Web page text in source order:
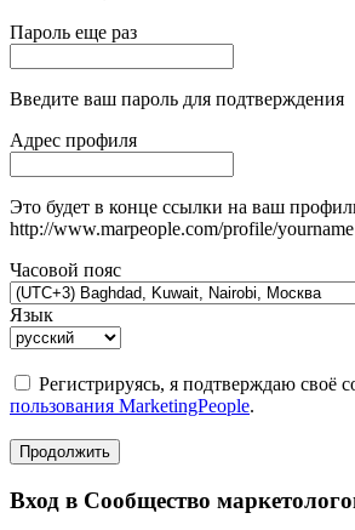
Пароль еще раз
Введите ваш пароль для подтверждения
Адрес профиля
Это будет в конце ссылки на ваш
http://www.marpeople.com/profile/yourname
Часовой пояс
Язык
Регистрируясь, я подтверждаю своё
пользования MarketingPeople.
Продолжить
Вход в Сообщество